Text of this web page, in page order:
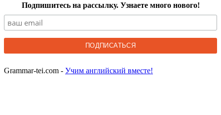
Подпишитесь на рассылку. Узнаете много нового!
Grammar-tei.com - Учим английский вместе!